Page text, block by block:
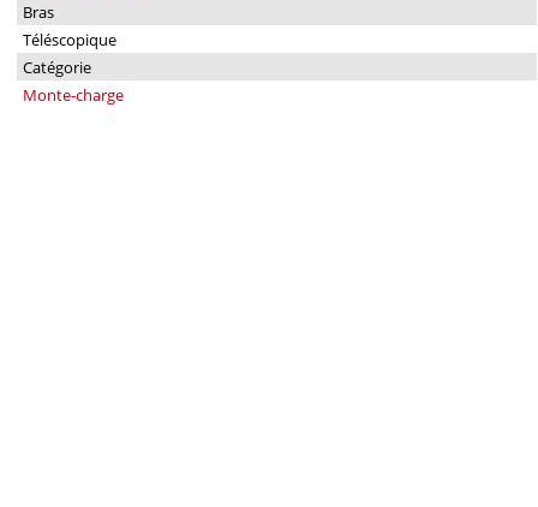
Bras
Téléscopique
Catégorie
Monte-charge